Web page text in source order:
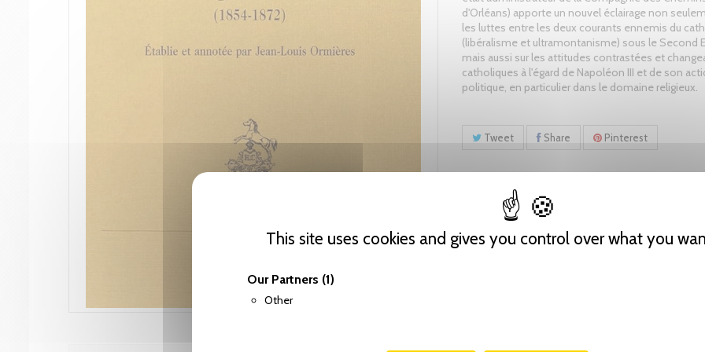
This site uses cookies and gives you control over what you
Our Partners (1)
Other
d'Orléans) apporte un nouvel éclairage non
les luttes entre les deux courants ennemis du
(libéralisme et ultramontanisme) sous le Second
mais aussi sur les attitudes contrastées et
catholiques à l'égard de Napoléon III et de son
politique, en particulier dans le domaine religieux.
Tweet Share Pinterest